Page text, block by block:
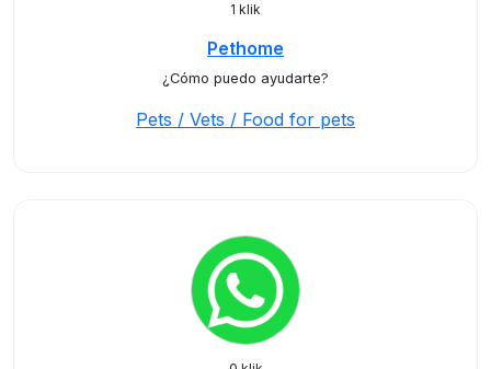
1 klik
Pethome
¿Cómo puedo ayudarte?
Pets / Vets / Food for pets